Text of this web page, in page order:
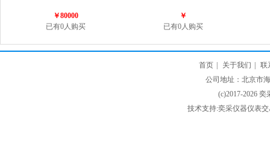
￥80000
已有0人购买
￥
已有0人购买
首页 关于我们
联
公司地址：北京市
(c)2017-2026
技术支持:奕采仪器仪表